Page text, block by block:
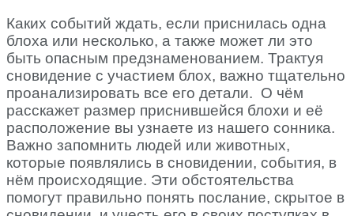
Каких событий ждать, если приснилась одна
блоха или несколько, а также может ли это
быть опасным предзнаменованием. Трактуя
сновидение с участием блох, важно тщательно
проанализировать все его детали. О чём
расскажет размер приснившейся блохи и её
расположение вы узнаете из нашего сонника.
Важно запомнить людей или животных,
которые появлялись в сновидении, события, в
нём происходящие. Эти обстоятельства
помогут правильно понять послание, скрытое в